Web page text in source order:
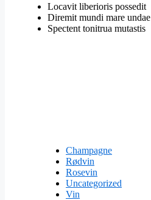
Locavit liberioris possedit
Diremit mundi mare undae
Spectent tonitrua mutastis
Champagne
Rødvin
Rosevin
Uncategorized
Vin